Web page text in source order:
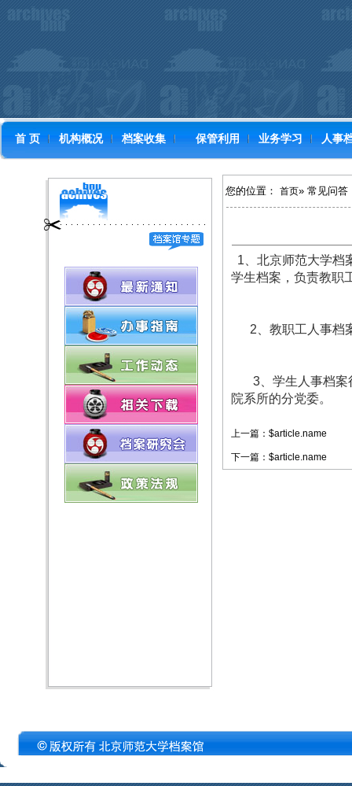
首 页 机构概况 档案收集 保管利用 业务学习 人事
您的位置：首页» 常见问答
1、北京师范大学档
学生档案，负责教职
2、教职工人事档
3、学生人事档案
院系所的分党委。
上一篇：$article.name
下一篇：$article.name